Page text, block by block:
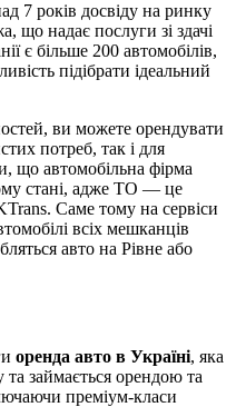
7 років досвіду на ринку
що надає послуги зі здачі
є більше 200 автомобілів,
підібрати ідеальний
ви можете орендувати
потреб, так і для
що автомобільна фірма
стані, адже ТО — це
Саме тому на сервіси
всіх мешканців
авто на Рівне або
оренда авто в Україні, яка
та займається орендою та
преміум-класи